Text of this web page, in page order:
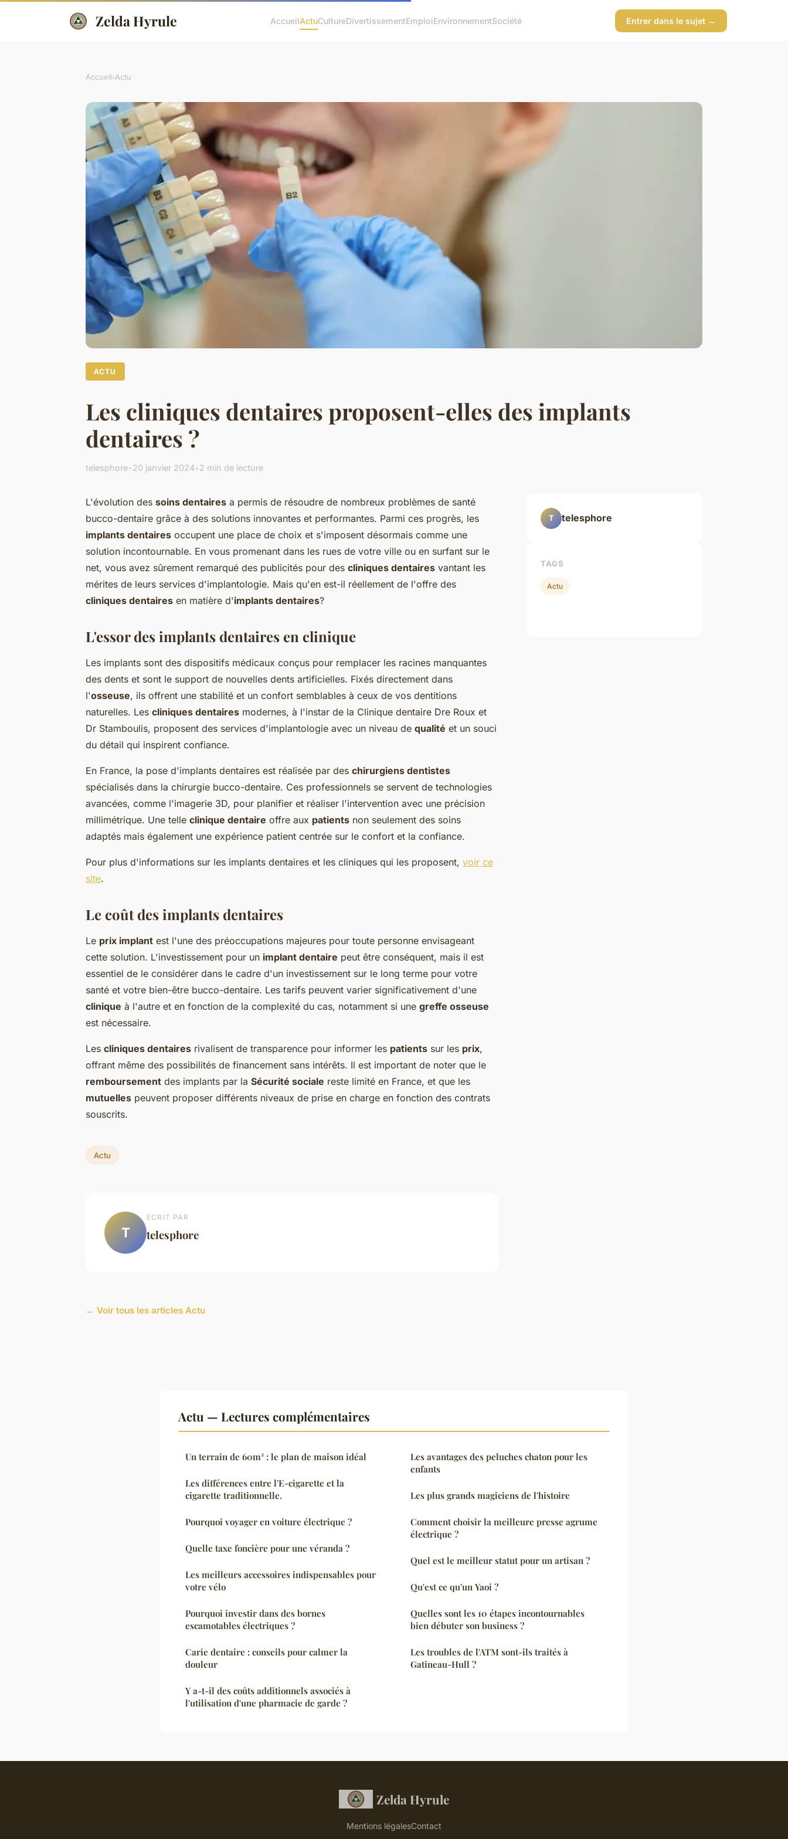
Zelda Hyrule AccueilActuCultureDivertissementEmploiEnvironnementSociété Entrer dans le sujet →
Accueil›Actu
ACTU
Les cliniques dentaires proposent-elles des implants
dentaires ?
telesphore•20 janvier 2024•2 min de lecture
L'évolution des soins dentaires a permis de résoudre de nombreux problèmes de santé
bucco-dentaire grâce à des solutions innovantes et performantes. Parmi ces progrès, les
implants dentaires occupent une place de choix et s'imposent désormais comme une
solution incontournable. En vous promenant dans les rues de votre ville ou en surfant sur le
net, vous avez sûrement remarqué des publicités pour des cliniques dentaires vantant les
mérites de leurs services d'implantologie. Mais qu'en est-il réellement de l'offre des
cliniques dentaires en matière d'implants dentaires?
L'essor des implants dentaires en clinique
Les implants sont des dispositifs médicaux conçus pour remplacer les racines manquantes
des dents et sont le support de nouvelles dents artificielles. Fixés directement dans
l'osseuse, ils offrent une stabilité et un confort semblables à ceux de vos dentitions
naturelles. Les cliniques dentaires modernes, à l'instar de la Clinique dentaire Dre Roux et
Dr Stamboulis, proposent des services d'implantologie avec un niveau de qualité et un souci
du détail qui inspirent confiance.
En France, la pose d'implants dentaires est réalisée par des chirurgiens dentistes
spécialisés dans la chirurgie bucco-dentaire. Ces professionnels se servent de technologies
avancées, comme l'imagerie 3D, pour planifier et réaliser l'intervention avec une précision
millimétrique. Une telle clinique dentaire offre aux patients non seulement des soins
adaptés mais également une expérience patient centrée sur le confort et la confiance.
Pour plus d'informations sur les implants dentaires et les cliniques qui les proposent, voir ce
site.
Le coût des implants dentaires
Le prix implant est l'une des préoccupations majeures pour toute personne envisageant
cette solution. L'investissement pour un implant dentaire peut être conséquent, mais il est
essentiel de le considérer dans le cadre d'un investissement sur le long terme pour votre
santé et votre bien-être bucco-dentaire. Les tarifs peuvent varier significativement d'une
clinique à l'autre et en fonction de la complexité du cas, notamment si une greffe osseuse
est nécessaire.
Les cliniques dentaires rivalisent de transparence pour informer les patients sur les prix,
offrant même des possibilités de financement sans intérêts. Il est important de noter que le
remboursement des implants par la Sécurité sociale reste limité en France, et que les
mutuelles peuvent proposer différents niveaux de prise en charge en fonction des contrats
souscrits.
Actu
T
ECRIT PAR
telesphore
← Voir tous les articles Actu
T telesphore
TAGS
Actu
Actu — Lectures complémentaires
Un terrain de 60m² : le plan de maison idéal
Les différences entre l'E-cigarette et la
cigarette traditionnelle.
Pourquoi voyager en voiture électrique ?
Quelle taxe foncière pour une véranda ?
Les meilleurs accessoires indispensables pour
votre vélo
Pourquoi investir dans des bornes
escamotables électriques ?
Carie dentaire : conseils pour calmer la
douleur
Y a-t-il des coûts additionnels associés à
l'utilisation d'une pharmacie de garde ?
Les avantages des peluches chaton pour les
enfants
Les plus grands magiciens de l'histoire
Comment choisir la meilleure presse agrume
électrique ?
Quel est le meilleur statut pour un artisan ?
Qu'est ce qu'un Yaoi ?
Quelles sont les 10 étapes incontournables
bien débuter son business ?
Les troubles de l'ATM sont-ils traités à
Gatineau-Hull ?
Zelda Hyrule
Mentions légalesContact